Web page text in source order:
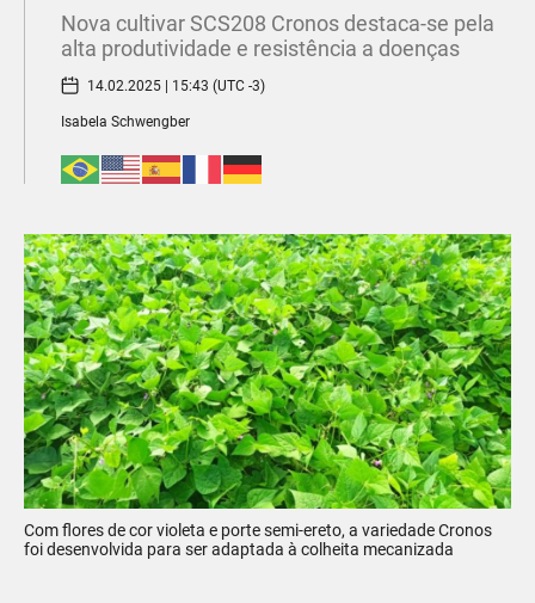
Nova cultivar SCS208 Cronos destaca-se pela
alta produtividade e resistência a doenças
14.02.2025 | 15:43 (UTC -3)
Isabela Schwengber
Com flores de cor violeta e porte semi-ereto, a variedade Cronos
foi desenvolvida para ser adaptada à colheita mecanizada